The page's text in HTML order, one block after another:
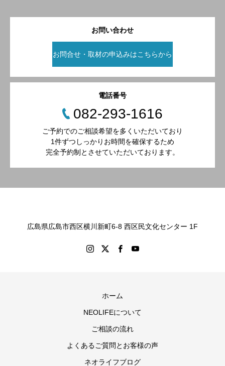
お問い合わせ
お問合せ・取材の申込みはこちらから
電話番号
082-293-1616
ご予約でのご相談希望を多くいただいており
1件ずつしっかりお時間を確保するため
完全予約制とさせていただいております。
広島県広島市西区横川新町6-8 西区民文化センター 1F
ホーム
NEOLIFEについて
ご相談の流れ
よくあるご質問とお客様の声
ネオライフブログ